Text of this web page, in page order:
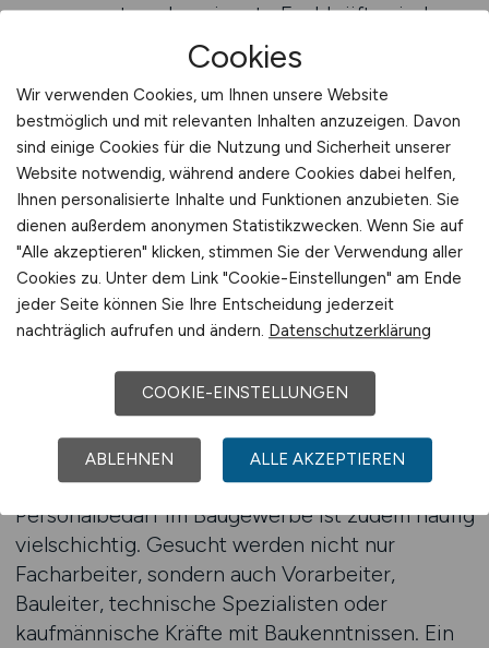
angespannt, und geeignete Fachkräfte sind
nicht jederzeit verfügbar. In dieser Situation ist
es entscheidend, sofort sichtbar zu werden und
potenzielle Mitarbeiter dort zu erreichen, wo sie
sich regelmäßig informieren.
Ein spezialisiertes Jobportal bietet hierfür eine
verlässliche Grundlage. BAUGEWERBE.JOBS
wird von vielen Arbeitskräften gezielt genutzt,
um sich über neue Stellen im Bau zu
informieren. Arbeitgeber profitieren davon,
dass ihre Stellenangebote nicht erst erklärt
werden müssen, sondern im richtigen Kontext
erscheinen. Die Plattform fungiert als etablierter
auf Bewerberseite.
Personalbedarf im Baugewerbe ist zudem häufig
vielschichtig. Gesucht werden nicht nur
Facharbeiter, sondern auch Vorarbeiter,
Bauleiter, technische Spezialisten oder
kaufmännische Kräfte mit Baukenntnissen. Ein
Cookies
Wir verwenden Cookies, um Ihnen unsere Website
bestmöglich und mit relevanten Inhalten anzuzeigen. Davon
sind einige Cookies für die Nutzung und Sicherheit unserer
Website notwendig, während andere Cookies dabei helfen,
Ihnen personalisierte Inhalte und Funktionen anzubieten. Sie
dienen außerdem anonymen Statistikzwecken. Wenn Sie auf
"Alle akzeptieren" klicken, stimmen Sie der Verwendung aller
Cookies zu. Unter dem Link "Cookie-Einstellungen" am Ende
jeder Seite können Sie Ihre Entscheidung jederzeit
nachträglich aufrufen und ändern. Datenschutzerklärung
COOKIE-EINSTELLUNGEN
ABLEHNEN ALLE AKZEPTIEREN